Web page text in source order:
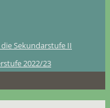
Sekundarstufe II
2022/23